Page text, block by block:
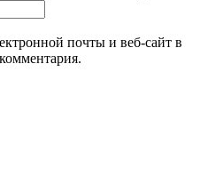
почты и веб-сайт в